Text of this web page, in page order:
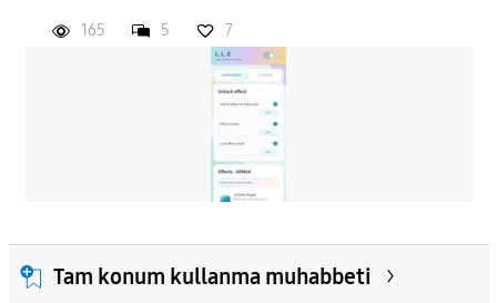
165 5 7
Tam konum kullanma muhabbeti